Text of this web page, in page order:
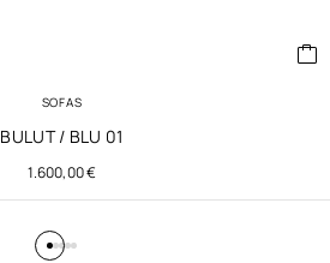
SOFAS
BULUT / BLU 01
1.600,00€